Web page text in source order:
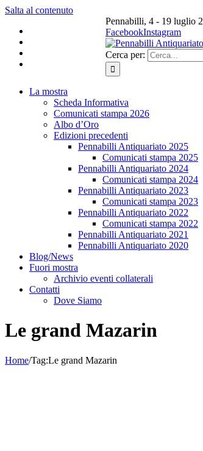
Salta al contenuto
Pennabilli, 4 - 19 luglio
FacebookInstagram
Cerca per:
La mostra
Scheda Informativa
Comunicati stampa 2026
Albo d’Oro
Edizioni precedenti
Pennabilli Antiquariato 2025
Comunicati stampa 2025
Pennabilli Antiquariato 2024
Comunicati stampa 2024
Pennabilli Antiquariato 2023
Comunicati stampa 2023
Pennabilli Antiquariato 2022
Comunicati stampa 2022
Pennabilli Antiquariato 2021
Pennabilli Antiquariato 2020
Blog/News
Fuori mostra
Archivio eventi collaterali
Contatti
Dove Siamo
Le grand Mazarin
Home/Tag:Le grand Mazarin